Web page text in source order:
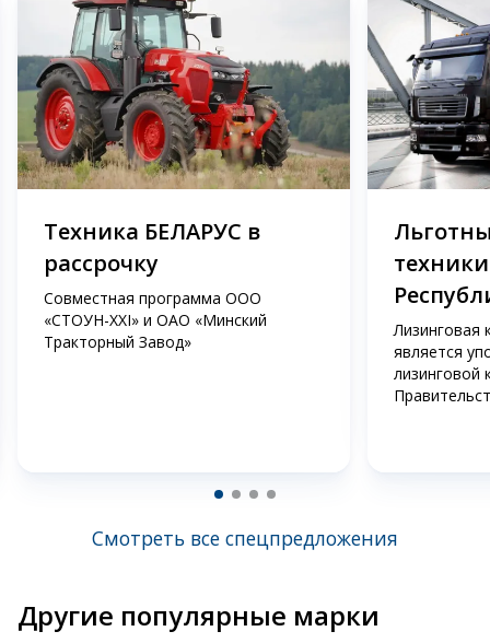
Техника БЕЛАРУС в
рассрочку
Совместная программа ООО
«СТОУН-XXI» и ОАО «Минский
Тракторный Завод»
Лизинговая
является
лизинговой
Смотреть все спецпредложения
Другие популярные марки